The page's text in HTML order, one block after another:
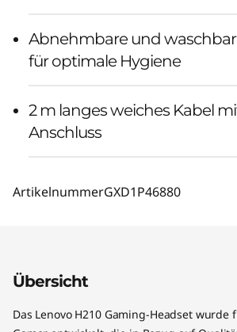
Abnehmbare und
für optimale Hygiene
2 m langes weiches Kabel
Anschluss
ArtikelnummerGXD1P46880
Übersicht
Das Lenovo H210 Gaming-Headset wurde